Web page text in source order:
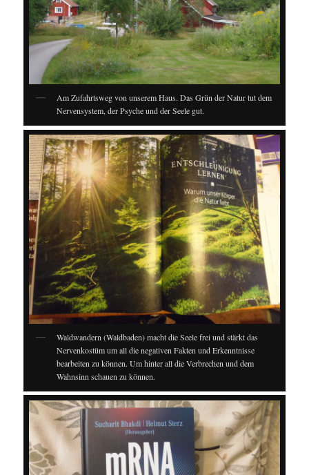
Am Zufahrtsweg von unserem Haus. Das Grün der Natur tut dem
Nervensystem, der Psyche und der Seele gut.
Waldwandern (Waldbaden) macht die Seele frei und stärkt das
Nervenkostüm um all die negativen Fakten und Erkenntnisse
bearbeiten zu können. Um hinter all die Verbrechen und dem
Wahnsinn schauen zu können.